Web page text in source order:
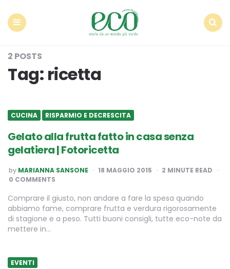
2 POSTS
Tag: ricetta
CUCINA RISPARMIO E DECRESCITA
Gelato alla frutta fatto in casa senza
gelatiera | Fotoricetta
POSTED
BY
by MARIANNA SANSONE 18 MAGGIO 2015 2 MINUTE READ
0 COMMENTS
Comprare il giusto, non andare a fare la spesa quando
abbiamo fame, comprare frutta e verdura rigorosamente
di stagione e a peso. Tutti buoni consigli, tutte eco-note da
mettere in…
EVENTI